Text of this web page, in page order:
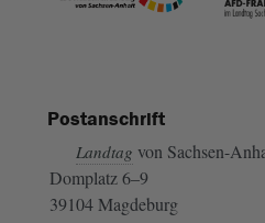
Postanschrift
Landtag von Sachsen-
Domplatz 6–9
39104 Magdeburg